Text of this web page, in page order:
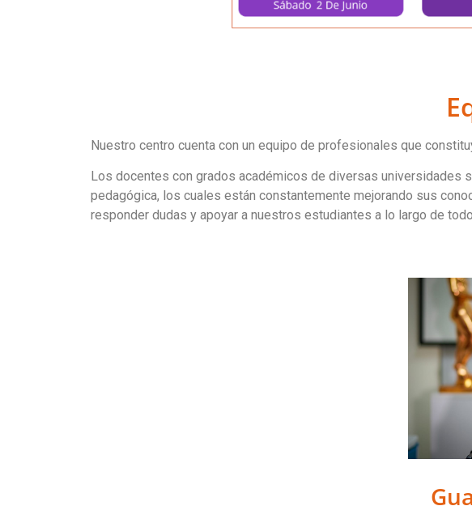
Nuestro centro cuenta con un equipo de profesionales que
Los docentes con grados académicos de diversas universidades
pedagógica, los cuales están constantemente mejorando sus
responder dudas y apoyar a nuestros estudiantes a lo largo de